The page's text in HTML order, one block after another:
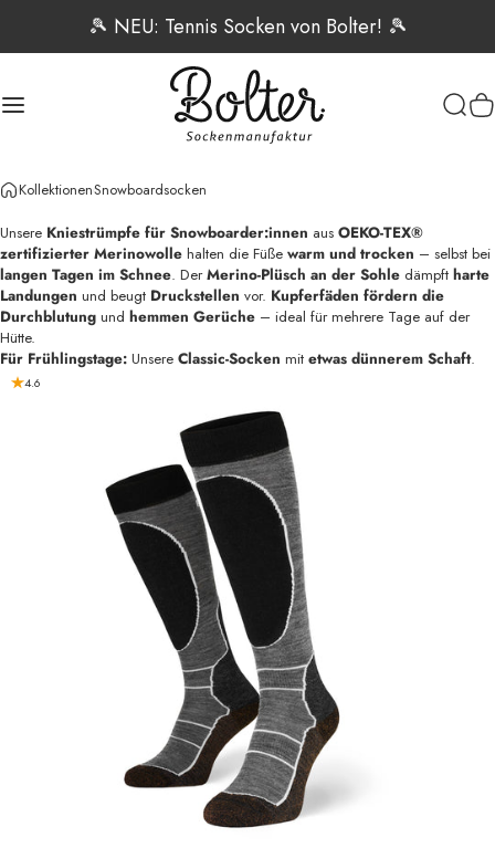
Direkt zum Inhalt
🎾 NEU: Tennis Socken von Bolter! 🎾
Seitennavigation Bolter Sockenmanufaktur
KollektionenSnowboardsocken
Unsere Kniestrümpfe für Snowboarder:innen aus OEKO-TEX®
zertifizierter Merinowolle halten die Füße warm und trocken – selbst bei
langen Tagen im Schnee. DerMerino-Plüsch an der Sohle dämpft harte
Landungen und beugt Druckstellen vor. Kupferfäden fördern die
Durchblutung und hemmen Gerüche – ideal für mehrere Tage auf der
Hütte.
Für Frühlingstage: Unsere Classic-Socken mit etwas dünnerem Schaft.
4.6